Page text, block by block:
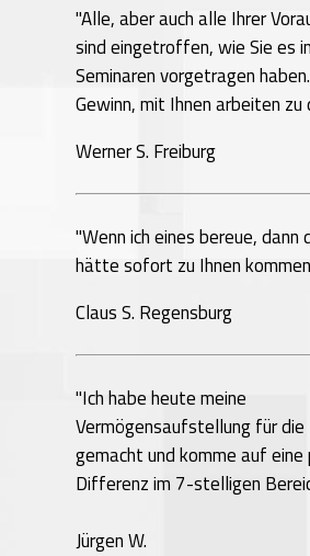
"Alle, aber auch alle Ihrer
sind eingetroffen, wie Sie es
Seminaren vorgetragen
Gewinn, mit Ihnen arbeiten zu
Werner S. Freiburg
"Wenn ich eines bereue, dann
hätte sofort zu Ihnen
Claus S. Regensburg
"Ich habe heute meine
Vermögensaufstellung für die
gemacht und komme auf
Differenz im 7-stelligen
Jürgen W.